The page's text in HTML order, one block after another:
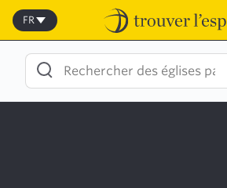
Skip
content
FR